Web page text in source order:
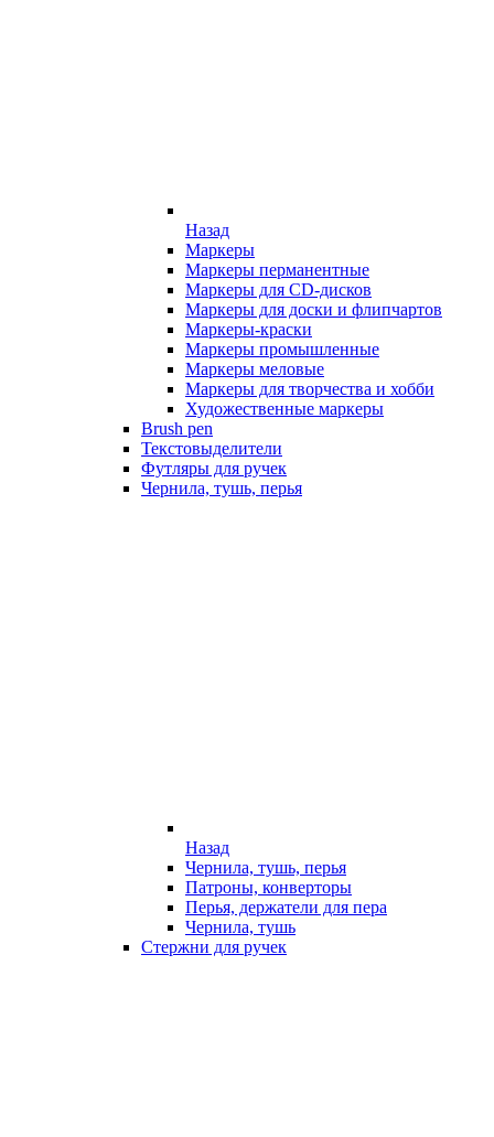
Назад
Маркеры
Маркеры перманентные
Маркеры для CD-дисков
Маркеры для доски и флипчартов
Маркеры-краски
Маркеры промышленные
Маркеры меловые
Маркеры для творчества и хобби
Художественные маркеры
Brush pen
Текстовыделители
Футляры для ручек
Чернила, тушь, перья
Назад
Чернила, тушь, перья
Патроны, конверторы
Перья, держатели для пера
Чернила, тушь
Стержни для ручек